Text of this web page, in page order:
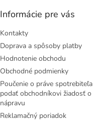
Informácie pre vás
Kontakty
Doprava a spôsoby platby
Hodnotenie obchodu
Obchodné podmienky
Poučenie o práve spotrebiteľa
podať obchodníkovi žiadosť o
nápravu
Reklamačný poriadok